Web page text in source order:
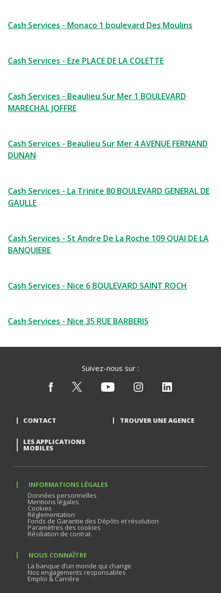
Cash Services - Monaco 1 boulevard Des Moulins
Cash Services - Eze PLACE DE LA COLETTE
Cash Services - Beaulieu Sur Mer 1 BOULEVARD
MARECHAL JOFFRE
Cash Services - Beaulieu Sur Mer 4 AVENUE FERNAND
DUNAN
Cash Services - La Trinite 80 BOULEVARD GENERAL DE
GAULLE
Cash Services - St Andre De La Roche 109 QUAI DE LA
BANQUIERE
Cash Services - Nice 6 BOULEVARD SAINT ROCH
Cash Services - Nice 35 RUE BARBERIS
Suivez-nous sur :
CONTACT TROUVER UNE AGENCE
LES APPLICATIONS
MOBILES
INFORMATIONS LÉGALES
Données personnelles
Mentions légales
Cookies
Réglementation
Fonds de Garantie des Dépôts et résolution
Paramètres des cookies
Résiliation de contrat
NOUS CONNAÎTRE
La banque d’un monde qui change
Nos engagements responsables
Emploi & Carrière